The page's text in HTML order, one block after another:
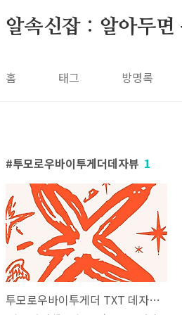
알속신잡 : 알아두면
홈 태그 방명록
투모로우바이투게더데자뷰 1
투모로우바이투게더 TXT 데자뷰 Deja Vu 가사 노래 뮤비 곡정보